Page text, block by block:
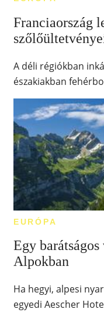
Franciaország
A déli régiókban
északiakban
EURÓPA
Egy
Alpokban
Ha hegyi, alpesi
egyedi Aescher